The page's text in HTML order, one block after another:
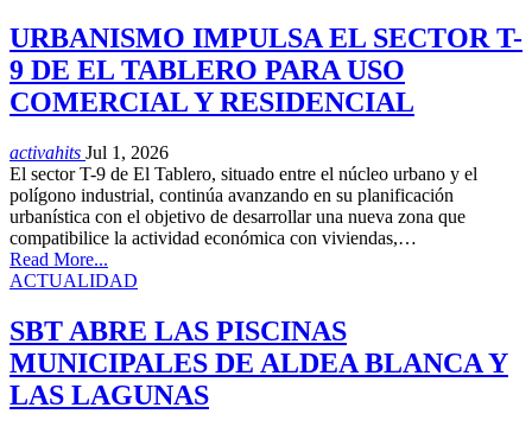
URBANISMO IMPULSA EL SECTOR T-
9 DE EL TABLERO PARA USO
COMERCIAL Y RESIDENCIAL
activahits Jul 1, 2026
El sector T-9 de El Tablero, situado entre el núcleo urbano y el
polígono industrial, continúa avanzando en su planificación
urbanística con el objetivo de desarrollar una nueva zona que
compatibilice la actividad económica con viviendas,…
Read More...
ACTUALIDAD
SBT ABRE LAS PISCINAS
MUNICIPALES DE ALDEA BLANCA Y
LAS LAGUNAS